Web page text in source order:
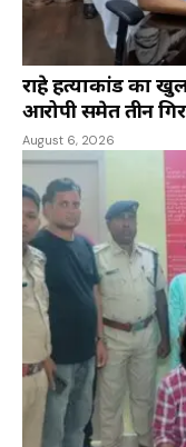
राहे हत्याकांड का
आरोपी समेत तीन
August 6, 2026